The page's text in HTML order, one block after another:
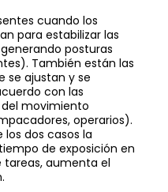
cuando los
para estabilizar las
posturas
También están las
se ajustan y se
con las
movimiento
operarios).
los dos casos la
de exposición en
tareas, aumenta el